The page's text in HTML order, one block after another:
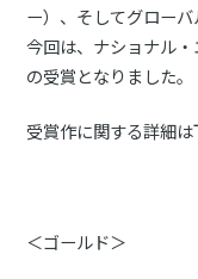
ー）、そしてグローバ
今回は、ナショナル
の受賞となりました。
受賞作に関する詳細は
＜ゴールド＞